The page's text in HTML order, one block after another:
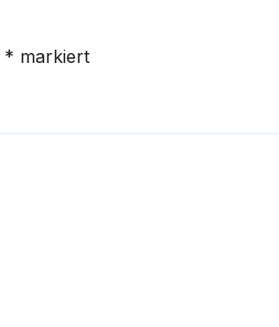
* markiert